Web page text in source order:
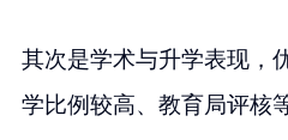
其次是学术与升学表现，
学比例较高、教育局评核